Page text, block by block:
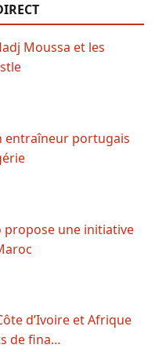
Moussa et les
entraîneur portugais
propose une initiative
d’Ivoire et Afrique
de fina…